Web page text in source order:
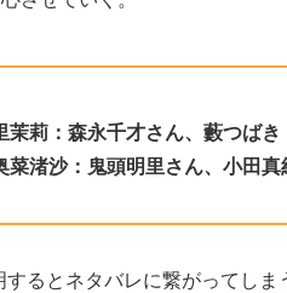
茉莉：森永千才さん、藪つば
菜渚沙：鬼頭明里さん、小田
るとネタバレに繋がってしま